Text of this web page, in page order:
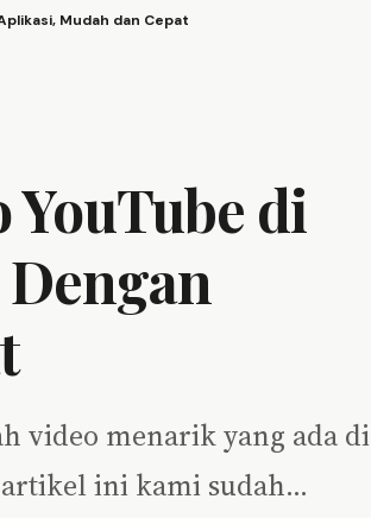
Mudah dan Cepat
di
video menarik yang ada di
ini kami sudah…